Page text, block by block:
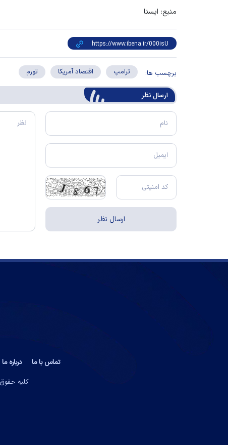
منبع: ایسنا
برچسب ها: ترامپ اقتصاد آمریکا تورم
ارسال‌ نظر
تماس با ما درباره ما
کلیه